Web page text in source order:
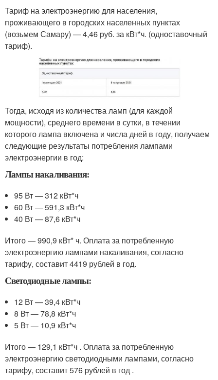
Тариф на электроэнергию для населения,
проживающего в городских населенных пунктах
(возьмем Самару) — 4,46 руб. за кВт*ч. (одноставочный
тариф).
Тогда, исходя из количества ламп (для каждой
мощности), среднего времени в сутки, в течении
которого лампа включена и числа дней в году, получаем
следующие результаты потребления лампами
электроэнергии в год:
Лампы накаливания:
95 Вт — 312 кВт*ч
60 Вт — 591,3 кВт*ч
40 Вт — 87,6 кВт*ч
Итого — 990,9 кВт* ч. Оплата за потребленную
электроэнергию лампами накаливания, согласно
тарифу, составит 4419 рублей в год.
Светодиодные лампы:
12 Вт — 39,4 кВт*ч
8 Вт — 78,8 кВт*ч
5 Вт — 10,9 кВт*ч
Итого — 129,1 кВт*ч . Оплата за потребленную
электроэнергию светодиодными лампами, согласно
тарифу, составит 576 рублей в год .